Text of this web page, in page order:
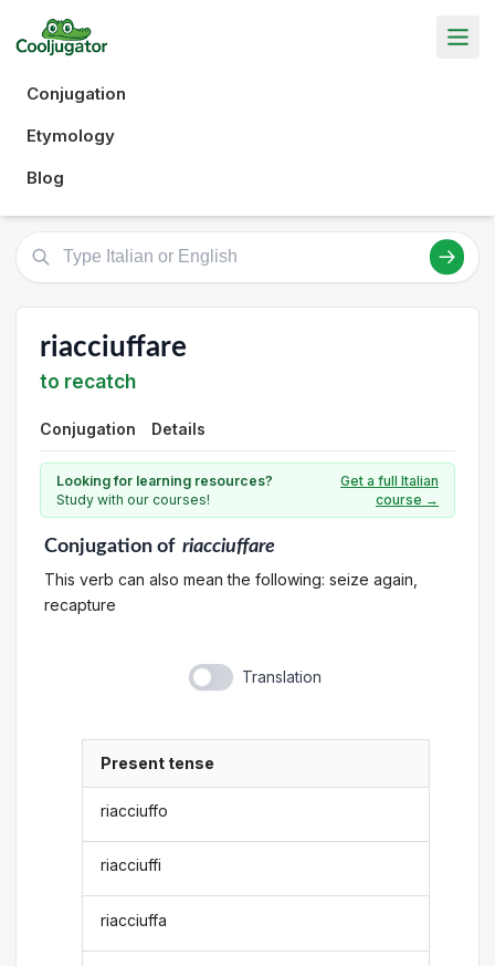
Conjugation
Etymology
Blog
riacciuffare
to recatch
Conjugation Details
Looking for learning resources?
Study with our courses!
Get a full Italian
course →
Conjugationof riacciuffare
This verb can also mean the following: seize again,
recapture
Translation
Present tense
riacciuffo
riacciuffi
riacciuffa